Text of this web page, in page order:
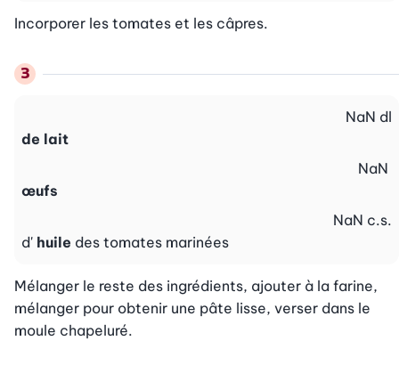
Incorporer les tomates et les câpres.
de lait
NaN dl
œufs
NaN
d' huile des tomates marinées
NaN c.s.
Mélanger le reste des ingrédients, ajouter à la farine,
mélanger pour obtenir une pâte lisse, verser dans le
moule chapeluré.